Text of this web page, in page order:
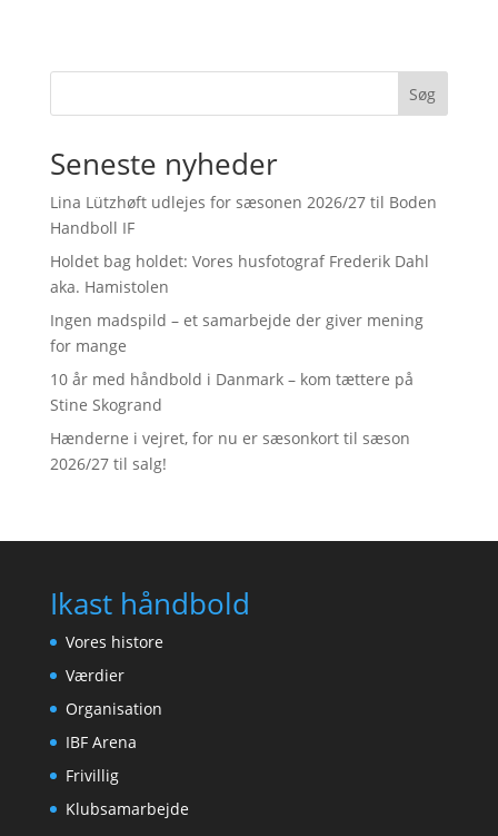
Søg
Seneste nyheder
Lina Lützhøft udlejes for sæsonen 2026/27 til Boden
Handboll IF
Holdet bag holdet: Vores husfotograf Frederik Dahl
aka. Hamistolen
Ingen madspild – et samarbejde der giver mening
for mange
10 år med håndbold i Danmark – kom tættere på
Stine Skogrand
Hænderne i vejret, for nu er sæsonkort til sæson
2026/27 til salg!
Ikast håndbold
Vores histore
Værdier
Organisation
IBF Arena
Frivillig
Klubsamarbejde